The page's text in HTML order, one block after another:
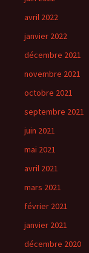
avril 2022
janvier 2022
décembre 2021
novembre 2021
octobre 2021
septembre 2021
juin 2021
mai 2021
avril 2021
mars 2021
février 2021
janvier 2021
décembre 2020